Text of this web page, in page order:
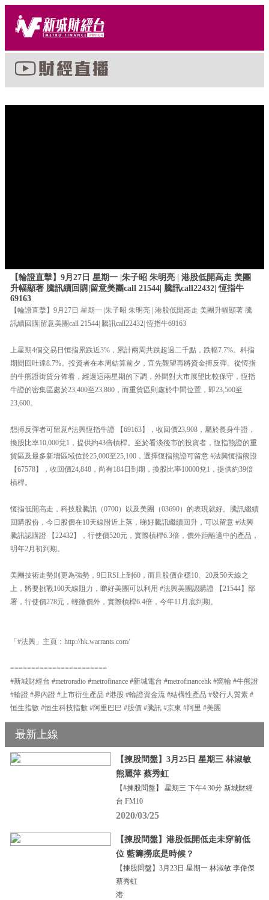
【輪證直擊】9月27日 星期一 |朱子昭 朱明亮 | 港股低開高走 美團
升幅顯著 騰訊續回購|留意美團call 21544| 騰訊call22432| 恆指牛
69163
【輪證直擊】9月27日 星期一 |朱子昭 朱明亮 | 港股低開高走 美團升幅顯著 騰
訊續回購|留意美團call 21544| 騰訊call22432| 恆指牛69163
上星期4個交易日恒指累跌近3%，累計兩周共跌超過二千點，跌幅7.7%。科指
期間回吐達8.7%。投資者在本周結算前夕，宜先觀望再將資金搏反彈。從恆指
的牛熊證街貨分佈看，經過這兩星期的下調，外間對大市展望比較保守，恆指
牛證的密集區處於23,400至23,800，而重貨區則處於中間位置，即23,500至
23,600。
想搏反彈者可留意#法興恆指牛證 【69163】，收回價23,908，屬於長身牛證，
換股比率10,000兌1，提供約43倍槓桿。至於看淡後市的投資者，恆指熊證的重
貨區及最多新增區域位於25,000至25,100，選擇恆指熊證可留意 #法興恆指熊證
【67578】，收回價24,848，尚有184日到期，換股比率10000兌1，提供約39倍
槓桿。
恆指低開高走，科技股騰訊（0700）以及美團（03690）的表現就好。騰訊繼續
回購股份，今日股價在10天線附近上落，睇好騰訊繼續回升，可以留意 #法興
騰訊認購證 【22432】，行使價520元，實際槓桿6.3倍，價外距離適中的產品，
明年2月初到期。
美團技術走勢則更為強勢，9日RSI上到60，而且股價企穩10、20及50天線之
上，將要挑戰100天線阻力，睇好美團可以利用 #法興美團認購證 【21544】部
署，行使價278元，輕微價外，實際槓桿6.4倍，今年11月底到期。
「#法興」主頁：http://hk.warrants.com/
=======================
#新城財經台 #metroradio #metrofinance #新城電台 #metrofinancehk #窩輪 #牛熊證
#輪證 #界內證 #上市衍生產品 #港股 #輪證資金流 #結構性產品 #發行人質素 #
恒生指數 #恒生科技指數 #阿里巴巴 #股價 #騰訊 #京東 #阿里 #美團
最新上線
【揀股問盤】3月25日 星期三 林淑敏
熊麗萍 蔡秀虹
【#揀股問盤】 星期三 下午4:30分 新城財經
台 FM10
2020/03/25
【揀股問盤】港股低開低走未穿前低
位 藍籌撈底是時候？
【揀股問盤】3月23日 星期一 林淑敏 李偉傑
蔡秀虹
港